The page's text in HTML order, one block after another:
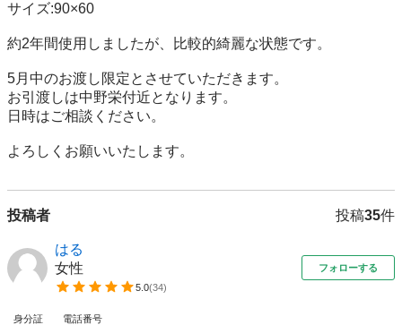
サイズ:90×60
約2年間使用しましたが、比較的綺麗な状態です。
5月中のお渡し限定とさせていただきます。
お引渡しは中野栄付近となります。
日時はご相談ください。
よろしくお願いいたします。
投稿者 投稿35件
はる
女性
5.0(34)
フォローする
身分証 電話番号